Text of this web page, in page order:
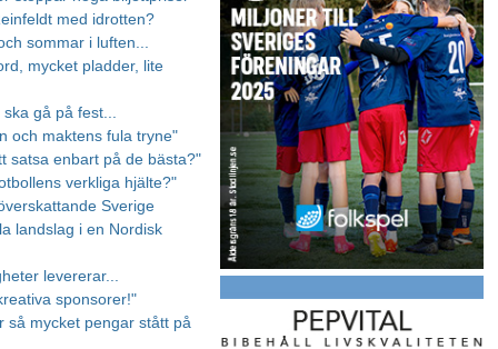
med idrotten?
sommar i luften...
mycket pladder, lite
ska gå på fest...
och maktens fula tryne"
satsa enbart på de bästa?"
verkliga hjälte?"
Sverige
landslag i en Nordisk
levererar...
sponsorer!"
så mycket pengar stått på